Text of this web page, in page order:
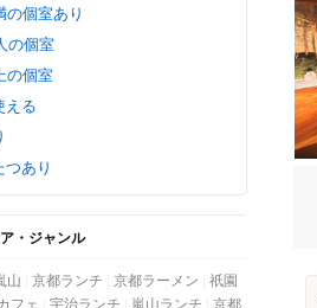
の個室あり
の個室
の個室
える
あり
・ジャンル
山 京都ランチ 京都ラーメン 祇園
フェ 宇治ランチ 嵐山ランチ 京都